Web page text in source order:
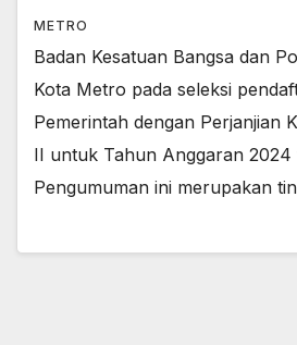
METRO
Badan Kesatuan Bangsa dan
Kota Metro pada seleksi
Pemerintah dengan Perjanjian
II untuk Tahun Anggaran 2024
Pengumuman ini merupakan